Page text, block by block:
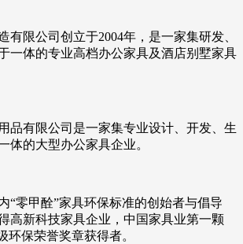
有限公司创立于2004年，是一家集研发、
一体的专业高档办公家具及酒店别墅家具
品有限公司是一家集专业设计、开发、生
体的大型办公家具企业。
“零甲酫”家具环保标准的创始者与倡导
高新科技家具企业，中国家具业第一颗
环保荣誉奖章获得者。